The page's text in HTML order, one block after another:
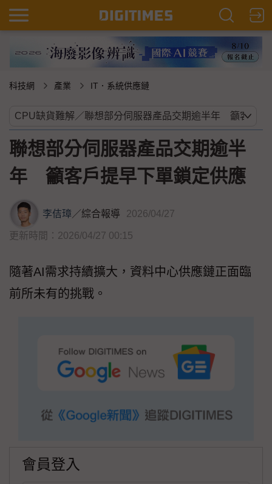
科技網 產業 IT．系統供應鏈
聯想部分伺服器產品交期逾半
年 籲客戶提早下單鎖定供應
李佶璋／綜合報導 2026/04/27
更新時間：2026/04/27 00:15
隨著AI需求持續擴大，資料中心供應鏈正面臨
前所未有的挑戰。
會員登入